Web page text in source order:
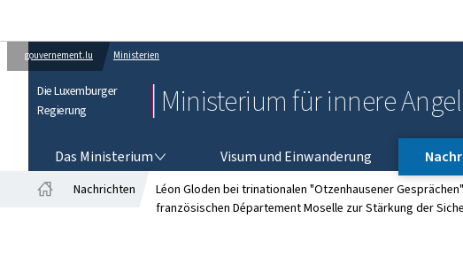
gouvernement.lu Ministerien
Die Luxemburger
Regierung
Ministerium für innere
Das Ministerium Visum und Einwanderung
Nachrichten
Léon Gloden bei trinationalen "Otzenhausener
französischen Département Moselle zur Stärkung der